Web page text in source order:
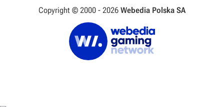
Copyright © 2000 - 2026 Webedia Polska SA